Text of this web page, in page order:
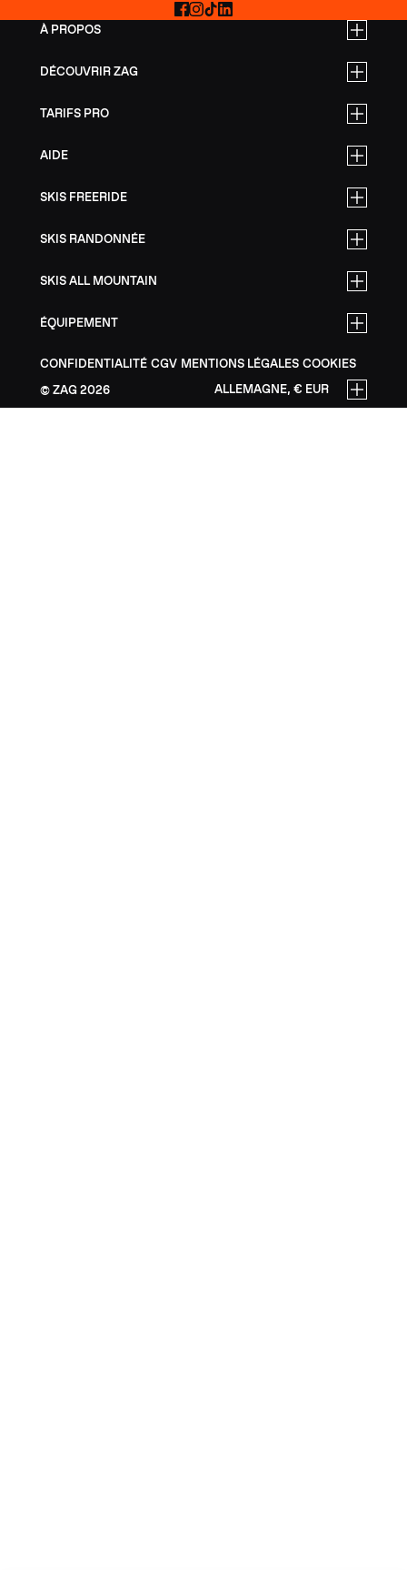
À PROPOS
DÉCOUVRIR ZAG
TARIFS PRO
AIDE
SKIS FREERIDE
SKIS RANDONNÉE
SKIS ALL MOUNTAIN
ÉQUIPEMENT
CONFIDENTIALITÉ CGV MENTIONS LÉGALES COOKIES
ZAG 2026 ALLEMAGNE, € EUR
Facebook
Instagram
TikTokLinkedIn